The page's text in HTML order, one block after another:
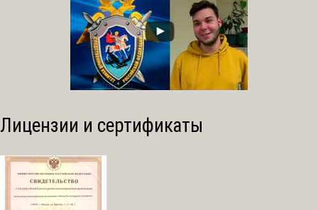
Лицензии и сертификаты